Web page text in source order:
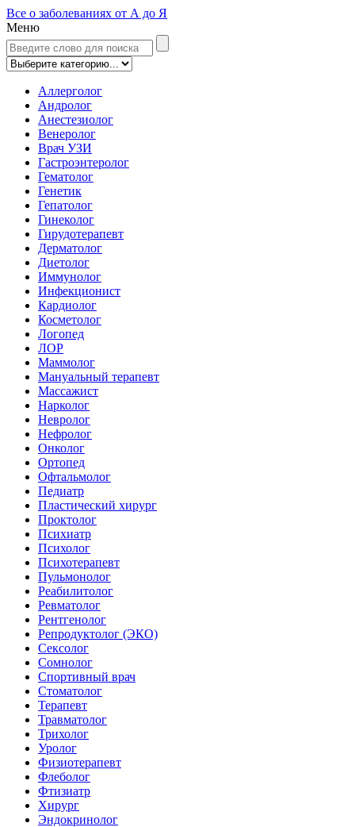
Все о заболеваниях от А до Я
Меню
Аллерголог
Андролог
Анестезиолог
Венеролог
Врач УЗИ
Гастроэнтеролог
Гематолог
Генетик
Гепатолог
Гинеколог
Гирудотерапевт
Дерматолог
Диетолог
Иммунолог
Инфекционист
Кардиолог
Косметолог
Логопед
ЛОР
Маммолог
Мануальный терапевт
Массажист
Нарколог
Невролог
Нефролог
Онколог
Ортопед
Офтальмолог
Педиатр
Пластический хирург
Проктолог
Психиатр
Психолог
Психотерапевт
Пульмонолог
Реабилитолог
Ревматолог
Рентгенолог
Репродуктолог (ЭКО)
Сексолог
Сомнолог
Спортивный врач
Стоматолог
Терапевт
Травматолог
Трихолог
Уролог
Физиотерапевт
Флеболог
Фтизиатр
Хирург
Эндокринолог